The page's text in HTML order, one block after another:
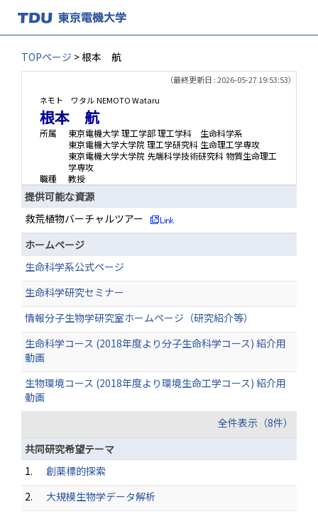
TOPページ > 根本 航
（最終更新日 : 2026-05-27 19:53:53）
ネモト ワタルNEMOTO Wataru
根本 航
所属
東京電機大学 理工学部 理工学科 生命科学系
東京電機大学大学院 理工学研究科 生命理工学専攻
東京電機大学大学院 先端科学技術研究科 物質生命理工
学専攻
職種
教授
提供可能な資源
救荒植物バーチャルツアー
ホームページ
生命科学系公式ページ
生命科学研究セミナー
情報分子生物学研究室ホームページ（研究紹介等）
生命科学コース (2018年度より分子生命科学コース) 紹介用
動画
生物環境コース (2018年度より環境生命工学コース) 紹介用
動画
全件表示（8件）
共同研究希望テーマ
1.
創薬標的探索
2.
大規模生物学データ解析